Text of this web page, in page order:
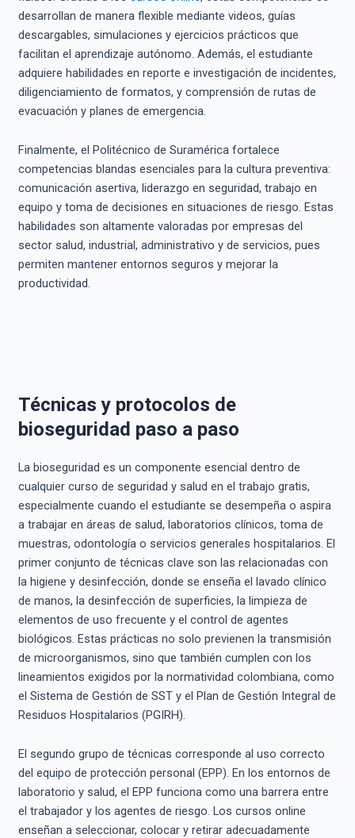
desarrollan de manera flexible mediante videos, guías
descargables, simulaciones y ejercicios prácticos que
facilitan el aprendizaje autónomo. Además, el estudiante
adquiere habilidades en reporte e investigación de incidentes,
diligenciamiento de formatos, y comprensión de rutas de
evacuación y planes de emergencia.
Finalmente, el Politécnico de Suramérica fortalece
competencias blandas esenciales para la cultura preventiva:
comunicación asertiva, liderazgo en seguridad, trabajo en
equipo y toma de decisiones en situaciones de riesgo. Estas
habilidades son altamente valoradas por empresas del
sector salud, industrial, administrativo y de servicios, pues
permiten mantener entornos seguros y mejorar la
productividad.
Técnicas y protocolos de
bioseguridad paso a paso
La bioseguridad es un componente esencial dentro de
cualquier curso de seguridad y salud en el trabajo gratis,
especialmente cuando el estudiante se desempeña o aspira
a trabajar en áreas de salud, laboratorios clínicos, toma de
muestras, odontología o servicios generales hospitalarios. El
primer conjunto de técnicas clave son las relacionadas con
la higiene y desinfección, donde se enseña el lavado clínico
de manos, la desinfección de superficies, la limpieza de
elementos de uso frecuente y el control de agentes
biológicos. Estas prácticas no solo previenen la transmisión
de microorganismos, sino que también cumplen con los
lineamientos exigidos por la normatividad colombiana, como
el Sistema de Gestión de SST y el Plan de Gestión Integral de
Residuos Hospitalarios (PGIRH).
El segundo grupo de técnicas corresponde al uso correcto
del equipo de protección personal (EPP). En los entornos de
laboratorio y salud, el EPP funciona como una barrera entre
el trabajador y los agentes de riesgo. Los cursos online
enseñan a seleccionar, colocar y retirar adecuadamente